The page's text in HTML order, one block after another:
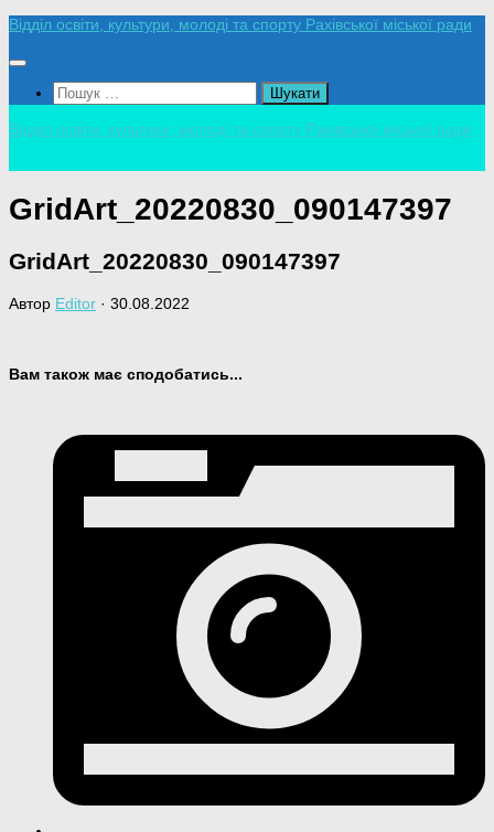
Skip
content
Відділ освіти, культури, молоді та спорту Рахівської міської ради
Пошук:
Відділ освіти, культури, молоді та спорту Рахівської міської ради
GridArt_20220830_090147397
GridArt_20220830_090147397
Автор Editor · 30.08.2022
Вам також має сподобатись...